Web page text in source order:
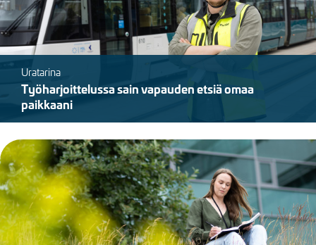
Uratarina
Työharjoittelussa sain vapauden etsiä omaa
paikkaani
Kuva